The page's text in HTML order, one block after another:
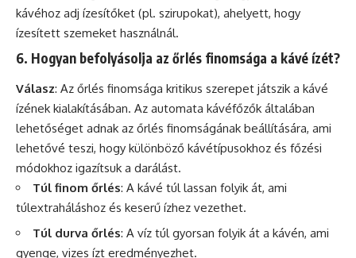
kávéhoz adj ízesítőket (pl. szirupokat), ahelyett, hogy
ízesített szemeket használnál.
6. Hogyan befolyásolja az őrlés finomsága a kávé ízét?
Válasz: Az őrlés finomsága kritikus szerepet játszik a kávé
ízének kialakításában. Az automata kávéfőzők általában
lehetőséget adnak az őrlés finomságának beállítására, ami
lehetővé teszi, hogy különböző kávétípusokhoz és főzési
módokhoz igazítsuk a darálást.
Túl finom őrlés: A kávé túl lassan folyik át, ami
túlextraháláshoz és keserű ízhez vezethet.
Túl durva őrlés: A víz túl gyorsan folyik át a kávén, ami
gyenge, vizes ízt eredményezhet.